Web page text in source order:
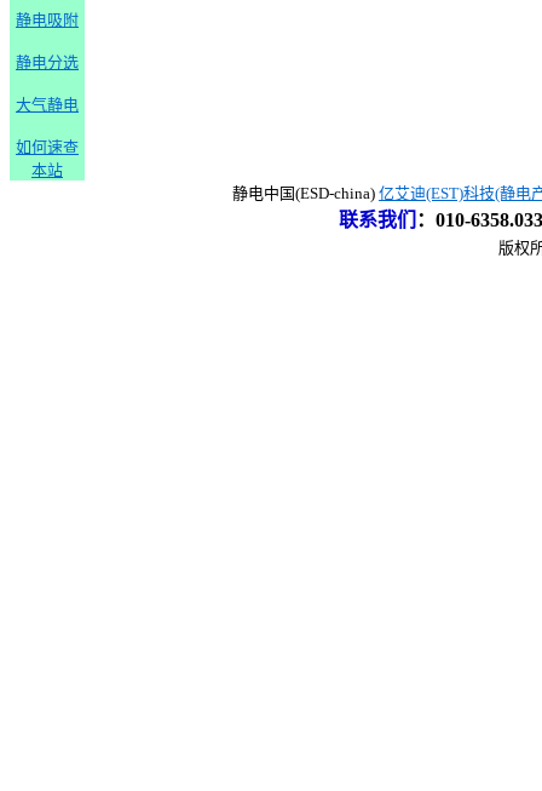
静电吸附
静电分选
大气静电
如何速查
本站
静电中国(ESD-china) 亿艾迪(EST)科技(静电
联系我们 ： 010-
版权